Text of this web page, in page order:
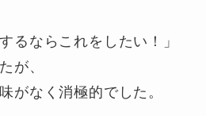
るならこれをしたい！」
が、
がなく消極的でした。